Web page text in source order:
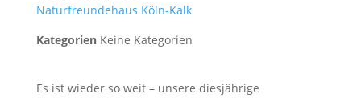
Naturfreundehaus Köln-Kalk
KategorienKeine Kategorien
Es ist wieder so weit – unsere diesjährige